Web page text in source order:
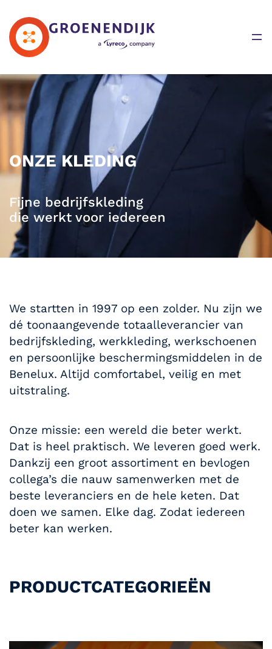
Navigatie overslaan
ONZE KLEDING
Fijne bedrijfskleding
die werkt voor iedereen
We startten in 1997 op een zolder. Nu zijn we
dé toonaangevende totaalleverancier van
bedrijfskleding, werkkleding, werkschoenen
en persoonlijke beschermingsmiddelen in de
Benelux. Altijd comfortabel, veilig en met
uitstraling.
Onze missie: een wereld die beter werkt.
Dat is heel praktisch. We leveren goed werk.
Dankzij een groot assortiment en bevlogen
collega’s die nauw samenwerken met de
beste leveranciers en de hele keten. Dat
doen we samen. Elke dag. Zodat iedereen
beter kan werken.
PRODUCTCATEGORIEËN